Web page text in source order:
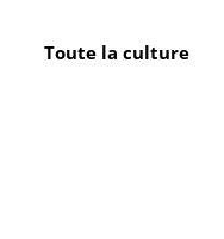
Toute la culture